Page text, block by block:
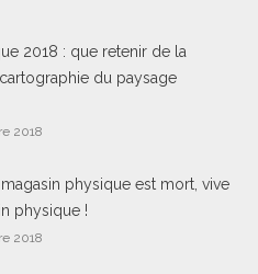
2018 : que retenir de la
du paysage
2018
magasin physique est mort, vive
physique !
2018